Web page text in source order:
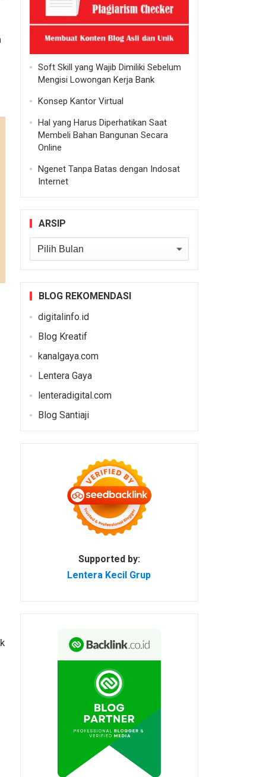
Soft Skill yang Wajib Dimiliki Sebelum
Mengisi Lowongan Kerja Bank
Konsep Kantor Virtual
Hal yang Harus Diperhatikan Saat
Membeli Bahan Bangunan Secara
Online
Ngenet Tanpa Batas dengan Indosat
Internet
ARSIP
Arsip
BLOG REKOMENDASI
digitalinfo.id
Blog Kreatif
kanalgaya.com
Lentera Gaya
lenteradigital.com
Blog Santiaji
Supported by:
Lentera Kecil Grup